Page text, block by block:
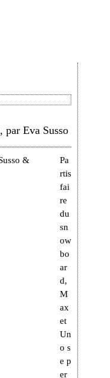
Eva Susso
Pa
rtis
fai
re
du
sn
ow
bo
ar
d,
M
ax
et
Un
o s
e p
er